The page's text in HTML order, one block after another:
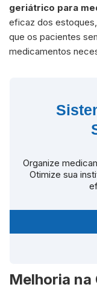
geriátrico para
eficaz dos
que os pacientes
medicamentos
Organize
Otimize sua
Melhoria